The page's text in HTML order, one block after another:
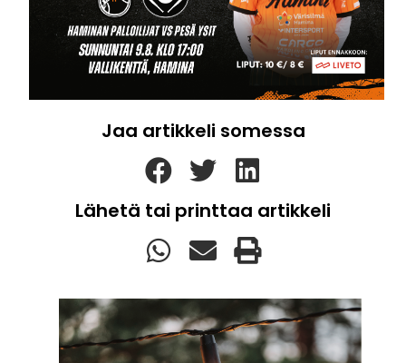
Jaa artikkeli somessa
Lähetä tai printtaa artikkeli